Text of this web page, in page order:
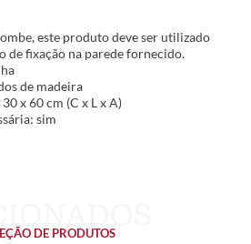
este produto deve ser utilizado
de fixação na parede fornecido.
de madeira
x 60 cm (C x L x A)
sim
DE PRODUTOS